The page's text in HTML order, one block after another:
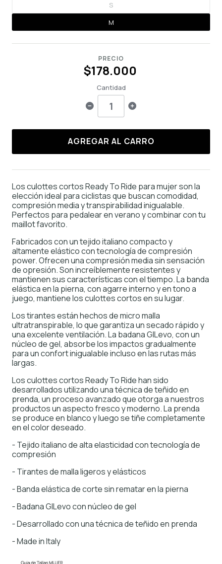
S
M
PRECIO
$178.000
Cantidad
AGREGAR AL CARRO
Los culottes cortos Ready To Ride para mujer son la
elección ideal para ciclistas que buscan comodidad,
compresión media y transpirabilidad inigualable.
Perfectos para pedalear en verano y combinar con tu
maillot favorito.
Fabricados con un tejido italiano compacto y
altamente elástico con tecnología de compresión
power. Ofrecen una compresión media sin sensación
de opresión. Son increíblemente resistentes y
mantienen sus características con el tiempo. La banda
elástica en la pierna, con agarre interno y en tono a
juego, mantiene los culottes cortos en su lugar.
Los tirantes están hechos de micro malla
ultratranspirable, lo que garantiza un secado rápido y
una excelente ventilación. La badana GILevo, con un
núcleo de gel, absorbe los impactos gradualmente
para un confort inigualable incluso en las rutas más
largas.
Los culottes cortos Ready To Ride han sido
desarrollados utilizando una técnica de teñido en
prenda, un proceso avanzado que otorga a nuestros
productos un aspecto fresco y moderno. La prenda
se produce en blanco y luego se tiñe completamente
en el color deseado.
- Tejido italiano de alta elasticidad con tecnología de
compresión
- Tirantes de malla ligeros y elásticos
- Banda elástica de corte sin rematar en la pierna
- Badana GILevo con núcleo de gel
- Desarrollado con una técnica de teñido en prenda
- Made in Italy